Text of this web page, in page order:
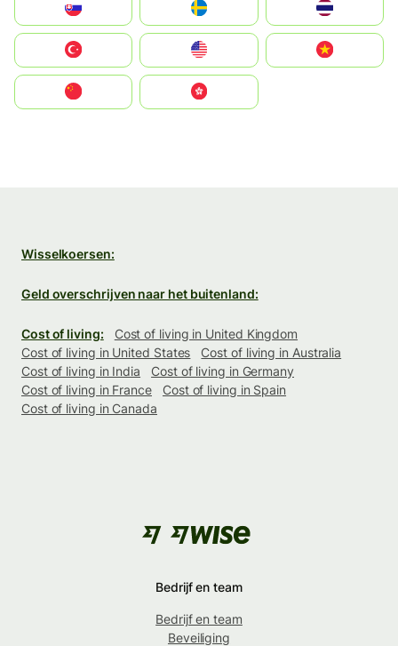
United States
中國香港特別行政區
Wisselkoersen:
Geld overschrijven naar het buitenland:
Cost of living:
Cost of living in United Kingdom
Cost of living in United States
Cost of living in Australia
Cost of living in India
Cost of living in Germany
Cost of living in France
Cost of living in Spain
Cost of living in Canada
Bedrijf en team
Bedrijf en team
Beveiliging